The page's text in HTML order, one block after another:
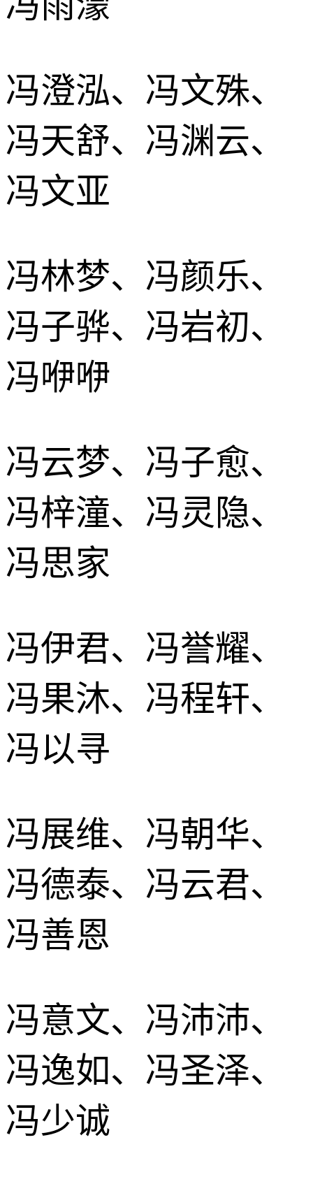
冯澄泓、冯文殊、
冯天舒、冯渊云、
冯文亚
冯林梦、冯颜乐、
冯子骅、冯岩初、
冯咿咿
冯云梦、冯子愈、
冯梓潼、冯灵隐、
冯思家
冯伊君、冯誉耀、
冯果沐、冯程轩、
冯以寻
冯展维、冯朝华、
冯德泰、冯云君、
冯善恩
冯意文、冯沛沛、
冯逸如、冯圣泽、
冯少诚